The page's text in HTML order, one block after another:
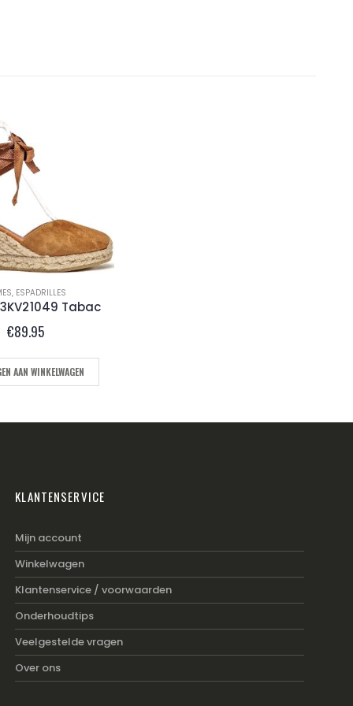
, ESPADRILLES
Tabac
€89.95
AAN WINKELWAGEN
KLANTENSERVICE
Mijn account
Winkelwagen
Klantenservice / voorwaarden
Onderhoudtips
Veelgestelde vragen
Over ons